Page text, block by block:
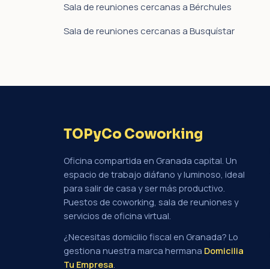
Sala de reuniones cercanas a Bérchules
Sala de reuniones cercanas a Busquístar
TOPyCo Coworking
Oficina compartida en Granada capital. Un
espacio de trabajo diáfano y luminoso, ideal
para salir de casa y ser más productivo.
Puestos de coworking, sala de reuniones y
servicios de oficina virtual.
¿Necesitas domicilio fiscal en Granada? Lo
gestiona nuestra marca hermana Domicilia
Tu Empresa.